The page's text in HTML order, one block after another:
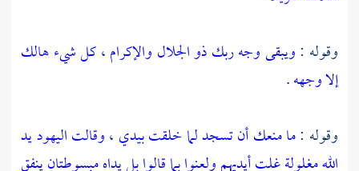
وقوله :ويبقى وجه ربك ذو الجلال والإكرام،كل شيء هالك
إلا وجهه.
وقوله :ما منعك أن تسجد لما خلقت بيدي ،وقالت اليهود يد
الله مغلولة غلت أيديهم ولعنوا بما قالوا بل يداه مبسوطتان ينفق